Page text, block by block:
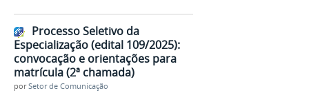
Processo Seletivo da
Especialização (edital 109/2025):
convocação e orientações para
matrícula (2ª chamada)
porSetor de Comunicação